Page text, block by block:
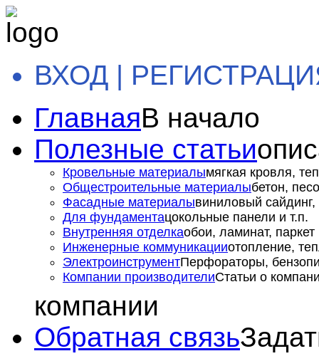
ВХОД |
ГлавнаяВ начало
Полезные статьи
Кровельные материалымягкая кровля,
Общестроительные материалыбетон,
Фасадные материалывиниловый сайдинг,
Для фундаментацокольные панели и т.п.
Внутренняя отделкаобои, ламинат, паркет
Инженерные коммуникацииотопление,
ЭлектроинструментПерфораторы,
Компании производителиСтатьи о
компании
Обратная связь